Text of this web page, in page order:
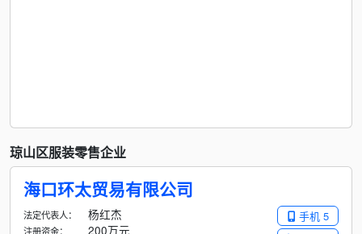
琼山区服装零售企业
海口环太贸易有限公司
手机 5
法定代表人： 杨红杰
注册资金： 200万元